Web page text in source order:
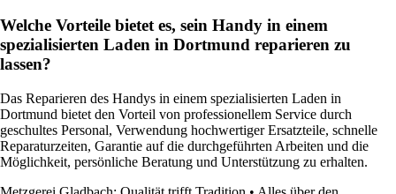
Welche Vorteile bietet es, sein Handy in einem
spezialisierten Laden in Dortmund reparieren zu
lassen?
Das Reparieren des Handys in einem spezialisierten Laden in
Dortmund bietet den Vorteil von professionellem Service durch
geschultes Personal, Verwendung hochwertiger Ersatzteile, schnelle
Reparaturzeiten, Garantie auf die durchgeführten Arbeiten und die
Möglichkeit, persönliche Beratung und Unterstützung zu erhalten.